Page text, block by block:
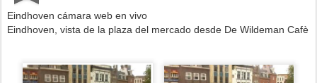
Eindhoven cámara web en vivo
Eindhoven, vista de la plaza del mercado desde De Wildeman Cafè